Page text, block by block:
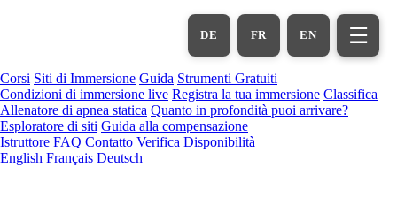
EN
FR
DE ☰
Corsi Siti di Immersione Guida Strumenti Gratuiti
Condizioni di immersione live Registra la tua immersione Classifica
Allenatore di apnea statica Quanto in profondità puoi arrivare?
Esploratore di siti Guida alla compensazione
Istruttore FAQ Contatto Verifica Disponibilità
English Français Deutsch